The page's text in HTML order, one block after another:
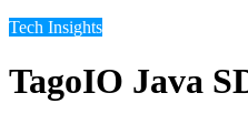
Tech Insights
TagoIO Java